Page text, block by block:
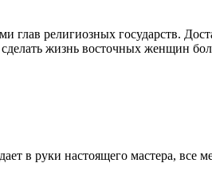
религиозных государств.
жизнь восточных женщин
в руки настоящего мастера, все